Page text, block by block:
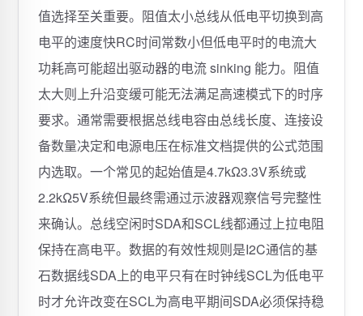
值选择至关重要。阻值太小总线从低电平切换到高
电平的速度快RC时间常数小但低电平时的电流大
功耗高可能超出驱动器的电流 sinking 能力。阻值
太大则上升沿变缓可能无法满足高速模式下的时序
要求。通常需要根据总线电容由总线长度、连接设
备数量决定和电源电压在标准文档提供的公式范围
内选取。一个常见的起始值是4.7kΩ3.3V系统或
2.2kΩ5V系统但最终需通过示波器观察信号完整性
来确认。总线空闲时SDA和SCL线都通过上拉电阻
保持在高电平。数据的有效性规则是I2C通信的基
石数据线SDA上的电平只有在时钟线SCL为低电平
时才允许改变在SCL为高电平期间SDA必须保持稳